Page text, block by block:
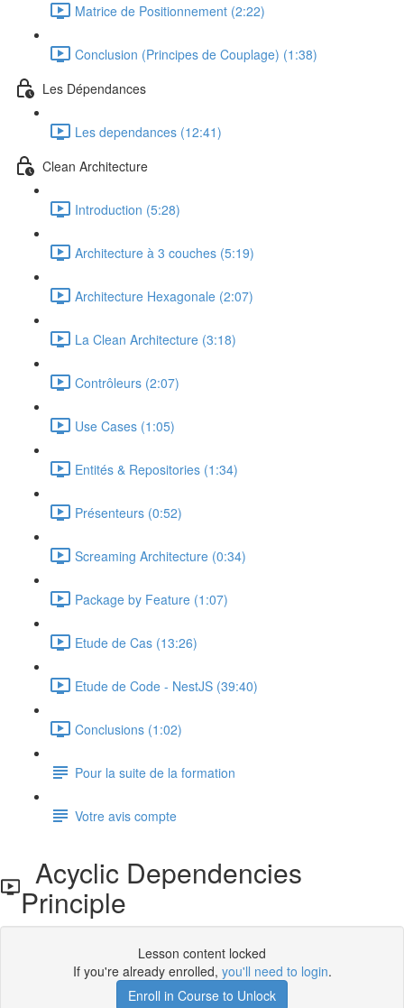
Matrice de Positionnement (2:22)
Conclusion (Principes de Couplage) (1:38)
Les Dépendances
Les dependances (12:41)
Clean Architecture
Introduction (5:28)
Architecture à 3 couches (5:19)
Architecture Hexagonale (2:07)
La Clean Architecture (3:18)
Contrôleurs (2:07)
Use Cases (1:05)
Entités & Repositories (1:34)
Présenteurs (0:52)
Screaming Architecture (0:34)
Package by Feature (1:07)
Etude de Cas (13:26)
Etude de Code - NestJS (39:40)
Conclusions (1:02)
Pour la suite de la formation
Votre avis compte
Acyclic Dependencies
Principle
Lesson content locked
If you're already enrolled, you'll need to login.
Enroll in Course to Unlock